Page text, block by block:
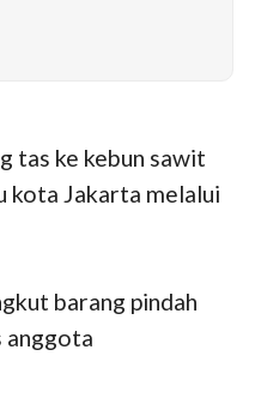
tas ke kebun sawit
kota Jakarta melalui
barang pindah
anggota